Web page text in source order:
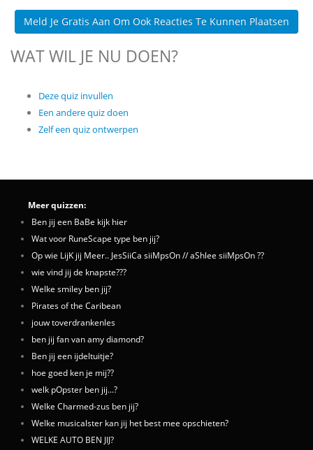
Meld Je Gratis Aan Om Ook Reacties Te Kunnen Plaatsen
WAT WIL JE NU DOEN?
Deze quiz invullen
Een andere quiz doen
Zelf een quiz ontwerpen
Meer quizzen:
Ben jij een BaBe kijk hier
Wat voor RuneScape type ben jij?
Op wie LijK jij Meer.. JesSiiCa siiMpsOn // aShlee siiMpsOn ??
wie vind jij de knapste???
Welke smiley ben jij?
Pirates of the Caribean
jouw toverdrankenles
ben jij fan van amy diamond?
Ben jij een ijdeltuitje?
hoe goed ken je mij??
welk pOpster ben jij...?
Welke Charmed-zus ben jij?
Welke musicalster kan jij het best mee opschieten?
WELKE AUTO BEN JIJ?